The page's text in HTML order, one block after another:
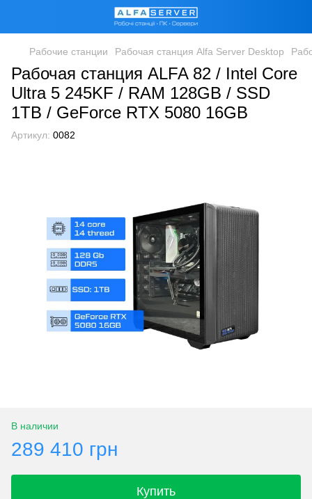
Рабочие станции Рабочая станция Alfa Server Desktop
Рабочая станция ALFA 82 / Intel Core
Ultra 5 245KF / RAM 128GB / SSD
1TB / GeForce RTX 5080 16GB
Артикул: 0082
В наличии
289 410 грн
Купить